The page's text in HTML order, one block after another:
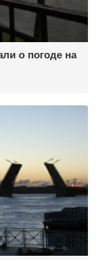
о погоде на